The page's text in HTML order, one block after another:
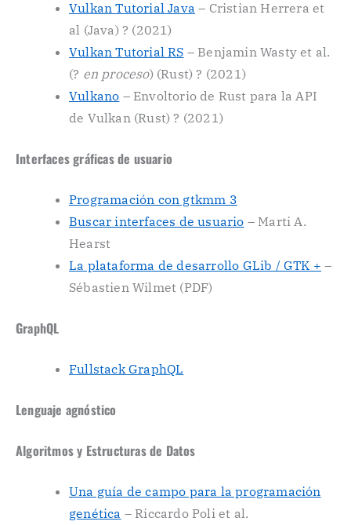
Vulkan Tutorial Java – Cristian Herrera et
al (Java) ? (2021)
Vulkan Tutorial RS – Benjamin Wasty et al.
(? en proceso) (Rust) ? (2021)
Vulkano – Envoltorio de Rust para la API
de Vulkan (Rust) ? (2021)
Interfaces gráficas de usuario
Programación con gtkmm 3
Buscar interfaces de usuario – Marti A.
Hearst
La plataforma de desarrollo GLib / GTK + –
Sébastien Wilmet (PDF)
GraphQL
Fullstack GraphQL
Lenguaje agnóstico
Algoritmos y Estructuras de Datos
Una guía de campo para la programación
genética – Riccardo Poli et al.